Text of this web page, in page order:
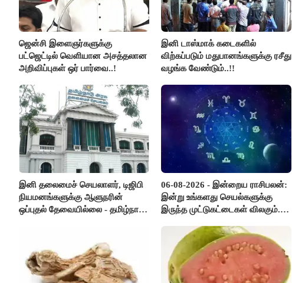
ஜென்சி இளைஞர்களுக்கு
பட்ஜெட்டில் வெளியான அசத்தலான
அறிவிப்புகள் ஒர் பார்வை..!
இனி டாஸ்மாக் கடைகளில்
விற்கப்படும் மதுபானங்களுக்கு ரசீது
வழங்க வேண்டும்..!!
இனி தலைமைச் செயலாளர், டிஜிபி
நியமனங்களுக்கு ஆளுநரின்
ஒப்புதல் தேவையில்லை - தமிழ்நாடு
06-08-2026 - இன்றைய ராசிபலன்:
இன்று உங்களது செயல்களுக்கு
இருந்த முட்டுகட்டைகள் விலகும்.
பணவரத்து கூடும்..!